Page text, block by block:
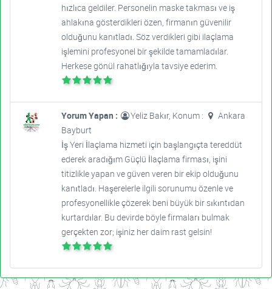
hızlıca geldiler. Personelin maske takması ve iş
ahlakına gösterdikleri özen, firmanın güvenilir
olduğunu kanıtladı. Söz verdikleri gibi ilaçlama
işlemini profesyonel bir şekilde tamamladılar.
Herkese gönül rahatlığıyla tavsiye ederim.
Yorum Yapan : Yeliz Bakır, Konum :
Ankara
Bayburt
İş Yeri İlaçlama hizmeti için başlangıçta tereddüt
ederek aradığım Güçlü İlaçlama firması, işini
titizlikle yapan ve güven veren bir ekip olduğunu
kanıtladı. Haşerelerle ilgili sorunumu özenle ve
profesyonellikle çözerek beni büyük bir sıkıntıdan
kurtardılar. Bu devirde böyle firmaları bulmak
gerçekten zor; işiniz her daim rast gelsin!